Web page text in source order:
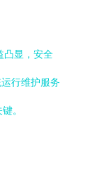
凸显，安全
行维护服务
。